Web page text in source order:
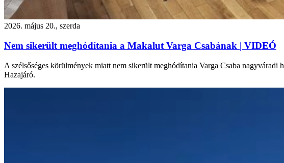
2026. május 20., szerda
Nem sikerült meghódítania a Makalut Varga Csabának | VIDEÓ
A szélsőséges körülmények miatt nem sikerült meghódítania Varga Csaba
Hazajáró.